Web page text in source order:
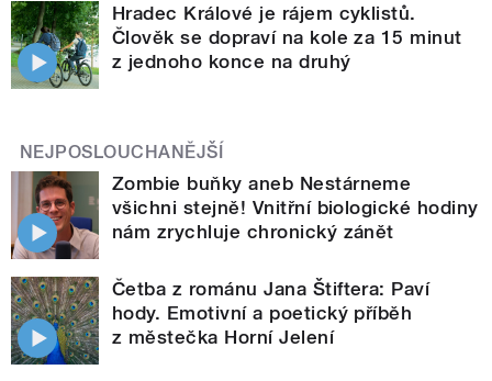
Hradec Králové je rájem cyklistů.
Člověk se dopraví na kole za 15 minut
z jednoho konce na druhý
NEJPOSLOUCHANĚJŠÍ
Zombie buňky aneb Nestárneme
všichni stejně! Vnitřní biologické hodiny
nám zrychluje chronický zánět
Četba z románu Jana Štiftera: Paví
hody. Emotivní a poetický příběh
z městečka Horní Jelení